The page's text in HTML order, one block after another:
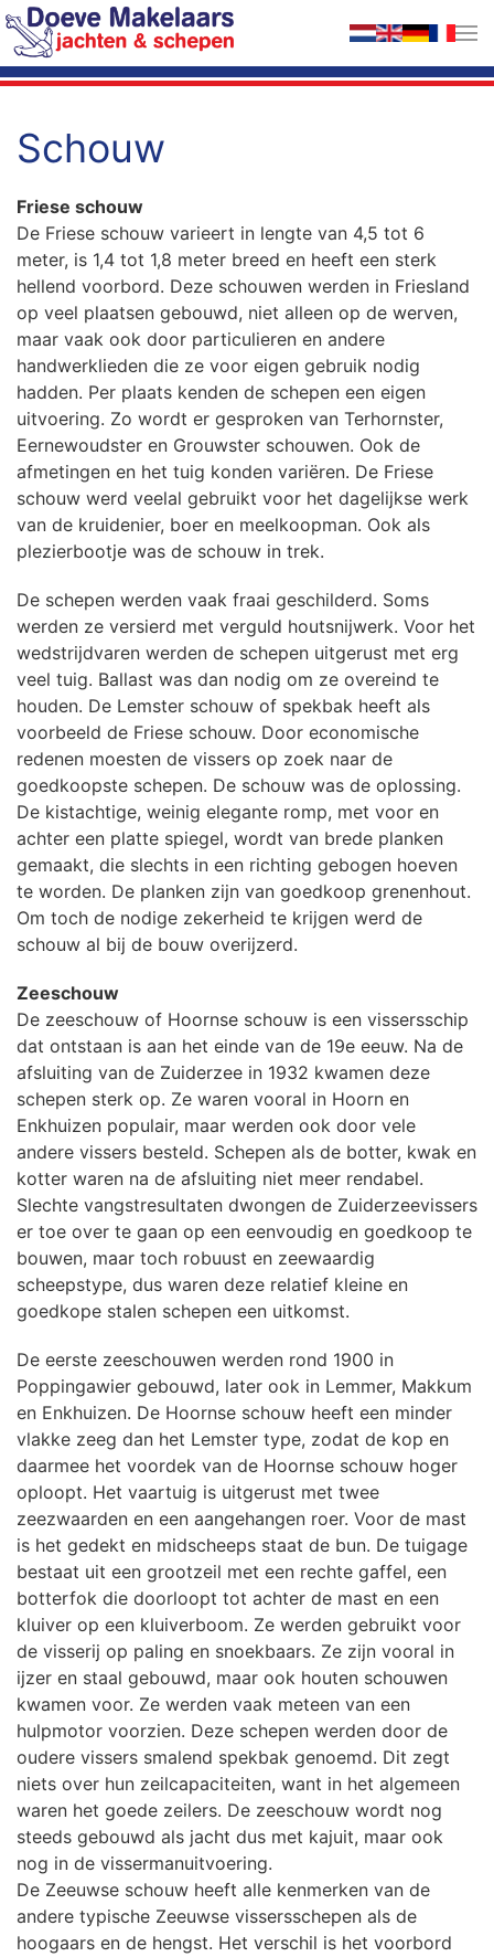
Terug naar hoofdinhoud
Schouw
Friese schouw
De Friese schouw varieert in lengte van 4,5 tot 6
meter, is 1,4 tot 1,8 meter breed en heeft een sterk
hellend voorbord. Deze schouwen werden in Friesland
op veel plaatsen gebouwd, niet alleen op de werven,
maar vaak ook door particulieren en andere
handwerklieden die ze voor eigen gebruik nodig
hadden. Per plaats kenden de schepen een eigen
uitvoering. Zo wordt er gesproken van Terhornster,
Eernewoudster en Grouwster schouwen. Ook de
afmetingen en het tuig konden variëren. De Friese
schouw werd veelal gebruikt voor het dagelijkse werk
van de kruidenier, boer en meelkoopman. Ook als
plezierbootje was de schouw in trek.
De schepen werden vaak fraai geschilderd. Soms
werden ze versierd met verguld houtsnijwerk. Voor het
wedstrijdvaren werden de schepen uitgerust met erg
veel tuig. Ballast was dan nodig om ze overeind te
houden. De Lemster schouw of spekbak heeft als
voorbeeld de Friese schouw. Door economische
redenen moesten de vissers op zoek naar de
goedkoopste schepen. De schouw was de oplossing.
De kistachtige, weinig elegante romp, met voor en
achter een platte spiegel, wordt van brede planken
gemaakt, die slechts in een richting gebogen hoeven
te worden. De planken zijn van goedkoop grenenhout.
Om toch de nodige zekerheid te krijgen werd de
schouw al bij de bouw overijzerd.
Zeeschouw
De zeeschouw of Hoornse schouw is een vissersschip
dat ontstaan is aan het einde van de 19e eeuw. Na de
afsluiting van de Zuiderzee in 1932 kwamen deze
schepen sterk op. Ze waren vooral in Hoorn en
Enkhuizen populair, maar werden ook door vele
andere vissers besteld. Schepen als de botter, kwak en
kotter waren na de afsluiting niet meer rendabel.
Slechte vangstresultaten dwongen de Zuiderzeevissers
er toe over te gaan op een eenvoudig en goedkoop te
bouwen, maar toch robuust en zeewaardig
scheepstype, dus waren deze relatief kleine en
goedkope stalen schepen een uitkomst.
De eerste zeeschouwen werden rond 1900 in
Poppingawier gebouwd, later ook in Lemmer, Makkum
en Enkhuizen. De Hoornse schouw heeft een minder
vlakke zeeg dan het Lemster type, zodat de kop en
daarmee het voordek van de Hoornse schouw hoger
oploopt. Het vaartuig is uitgerust met twee
zeezwaarden en een aangehangen roer. Voor de mast
is het gedekt en midscheeps staat de bun. De tuigage
bestaat uit een grootzeil met een rechte gaffel, een
botterfok die doorloopt tot achter de mast en een
kluiver op een kluiverboom. Ze werden gebruikt voor
de visserij op paling en snoekbaars. Ze zijn vooral in
ijzer en staal gebouwd, maar ook houten schouwen
kwamen voor. Ze werden vaak meteen van een
hulpmotor voorzien. Deze schepen werden door de
oudere vissers smalend spekbak genoemd. Dit zegt
niets over hun zeilcapaciteiten, want in het algemeen
waren het goede zeilers. De zeeschouw wordt nog
steeds gebouwd als jacht dus met kajuit, maar ook
nog in de vissermanuitvoering.
De Zeeuwse schouw heeft alle kenmerken van de
andere typische Zeeuwse vissersschepen als de
hoogaars en de hengst. Het verschil is het voorbord